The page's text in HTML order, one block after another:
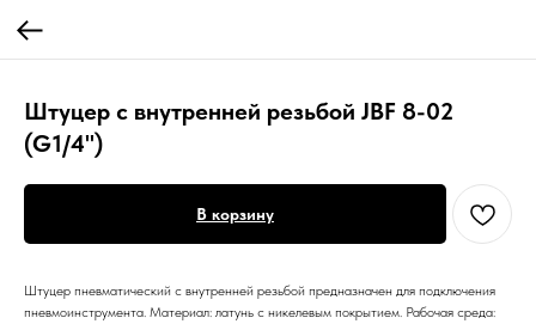
Штуцер с внутренней резьбой JBF 8-02
(G1/4")
В корзину
Штуцер пневматический с внутренней резьбой предназначен для подключения
пневмоинструмента. Материал: латунь с никелевым покрытием. Рабочая среда: